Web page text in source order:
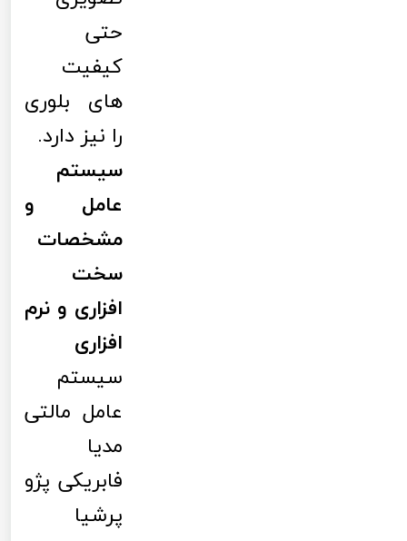
حتی
کیفیت
های بلوری
را نیز دارد.
سیستم
عامل و
مشخصات
سخت
افزاری و نرم
افزاری
سیستم
عامل مالتی
مدیا
فابریکی پژو
پرشیا